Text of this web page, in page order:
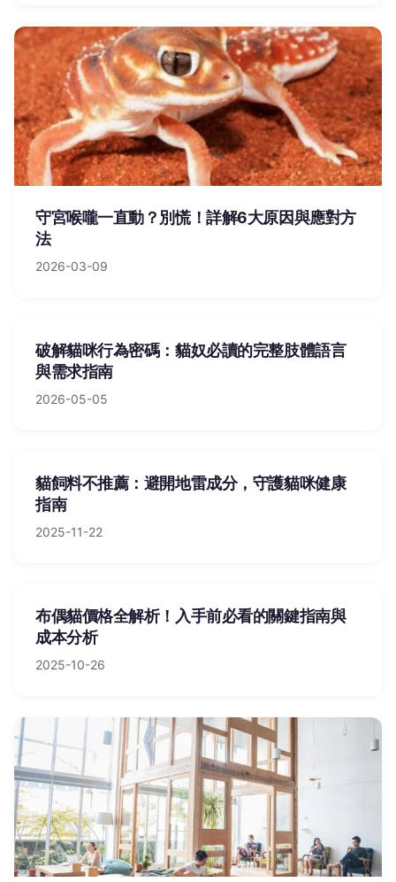
守宮喉嚨一直動？別慌！詳解6大原因與應對方
法
2026-03-09
破解貓咪行為密碼：貓奴必讀的完整肢體語言
與需求指南
2026-05-05
貓飼料不推薦：避開地雷成分，守護貓咪健康
指南
2025-11-22
布偶貓價格全解析！入手前必看的關鍵指南與
成本分析
2025-10-26